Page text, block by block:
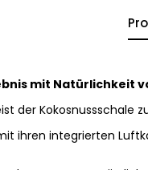
mit Natürlichkeit
der
ihren integrierten